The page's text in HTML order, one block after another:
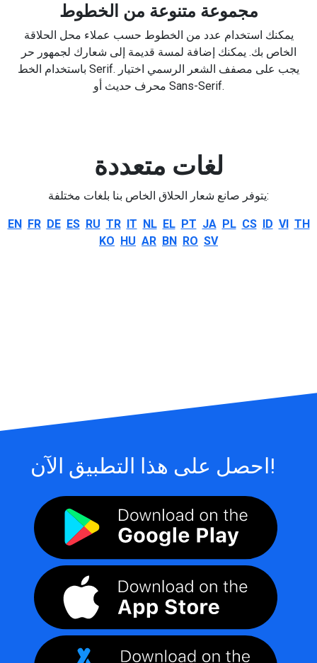
مجموعة متنوعة من الخطوط
يمكنك استخدام عدد من الخطوط حسب عملاء محل الحلاقة
الخاص بك. يمكنك إضافة لمسة قديمة إلى شعارك لجمهور حر
باستخدام الخط Serif. يجب على مصفف الشعر الرسمي اختيار
محرف حديث أو Sans-Serif.
لغات متعددة
يتوفر صانع شعار الحلاق الخاص بنا بلغات مختلفة:
EN FR DE ES RU TR IT NL EL PT JA PL CS ID VI TH
KO HU AR BN RO SV
احصل على هذا التطبيق الآن!